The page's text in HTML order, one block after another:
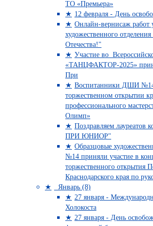
ТО «Премьера»
12 февраля - День
Онлайн-вернисаж работ
художественного
Отечества!"
Участие во
«ТАНЦФАКТОР-2025»
При
Воспитанники ДШИ №14
торжественном открытии
профессионального
Олимп»
Поздравляем
ПРИ ЮНИОР"
Образцовые
№14 приняли участие в
торжественного открытия
Краснодарского края по
Январь (8)
27 января -
Холокоста
27 января - День